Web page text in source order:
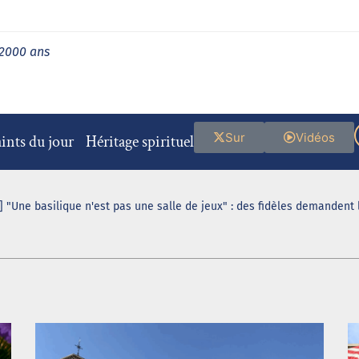
ans
du jour Héritage spirituel Vidéos
Sur
basilique n'est pas une salle de jeux" : des fidèles demandent